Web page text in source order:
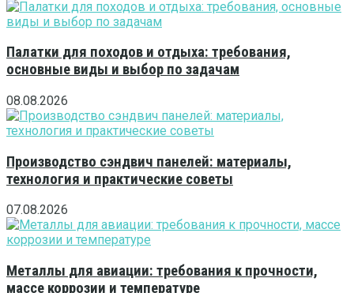
Палатки для походов и отдыха: требования,
основные виды и выбор по задачам
08.08.2026
Производство сэндвич панелей: материалы,
технология и практические советы
07.08.2026
Металлы для авиации: требования к прочности,
массе коррозии и температуре